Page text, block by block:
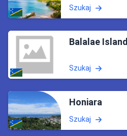
Szukaj
Balalae Island
Szukaj
Honiara
Szukaj